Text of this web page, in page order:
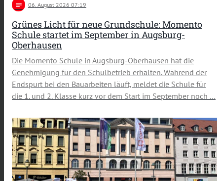
notes 06 . August 2026 07:19
Grünes Licht für neue Grundschule: Momento
Schule startet im September in Augsburg-
Oberhausen
Die Momento Schule in Augsburg-Oberhausen hat die
Genehmigung für den Schulbetrieb erhalten. Während der
Endspurt bei den Bauarbeiten läuft, meldet die Schule für
die 1. und 2. Klasse kurz vor dem Start im September noch …